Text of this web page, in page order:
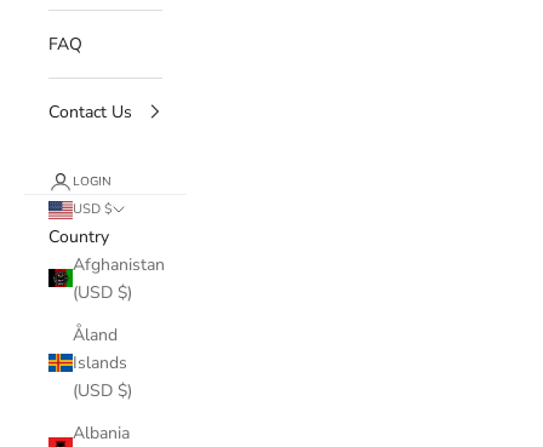
FAQ
Contact Us
LOGIN
USD $
Country
Afghanistan
(USD $)
Åland
Islands
(USD $)
Albania